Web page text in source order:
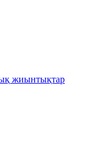
жиынтықтар